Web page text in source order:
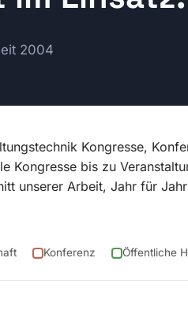
2004
Kongresse,
Kongresse bis zu
unserer Arbeit, Jahr für
Konferenz Öffentliche